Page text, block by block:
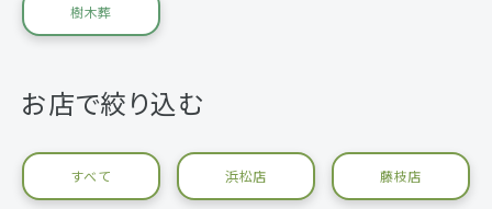
樹木葬
お店で絞り込む
すべて 浜松店 藤枝店